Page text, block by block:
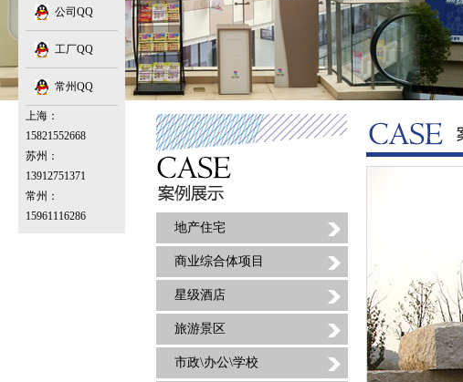
地产住宅
商业综合体项目
星级酒店
旅游景区
市政\办公\学校
公司QQ
工厂QQ
常州QQ
上海：
15821552668
苏州：
13912751371
常州：
15961116286